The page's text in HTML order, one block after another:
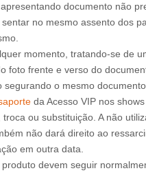
documento não
no mesmo assento dos
momento, tratando-se de
foto frente e verso do
o mesmo documento.
da Acesso VIP nos
ou substituição. A não
não dará direito ao
em outra data.
devem seguir